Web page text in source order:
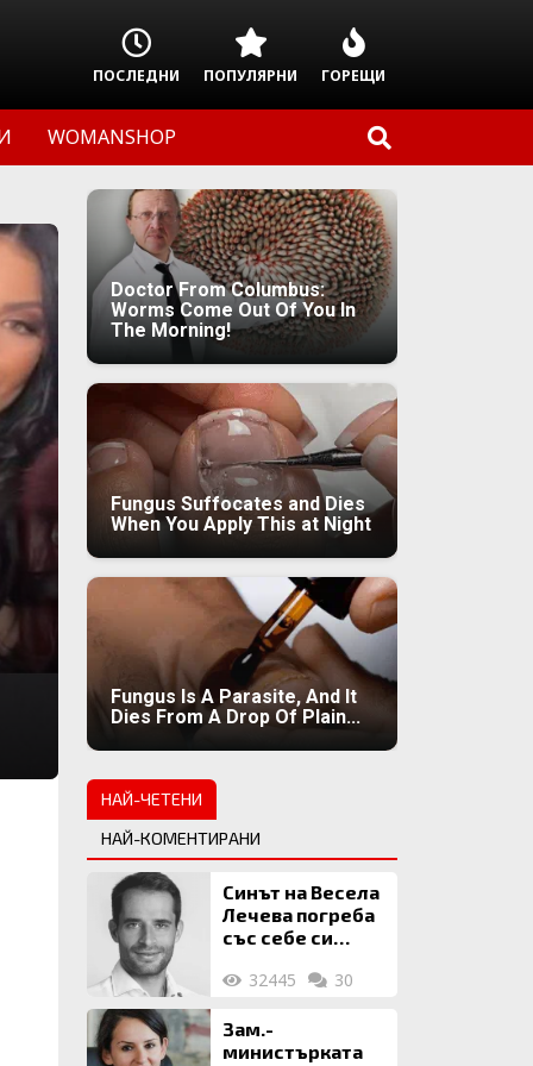
ПОСЛЕДНИ ПОПУЛЯРНИ ГОРЕЩИ
WOMANSHOP
Doctor From Columbus:
Worms Come Out Of You In
The Morning!
Fungus Suffocates and Dies
When You Apply This at Night
Fungus Is A Parasite, And It
Dies From A Drop Of Plain...
НАЙ-ЧЕТЕНИ
НАЙ-КОМЕНТИРАНИ
Синът на Весела
Лечева погреба
със себе си
млн. евро
32445 30
Зам.-
министърката